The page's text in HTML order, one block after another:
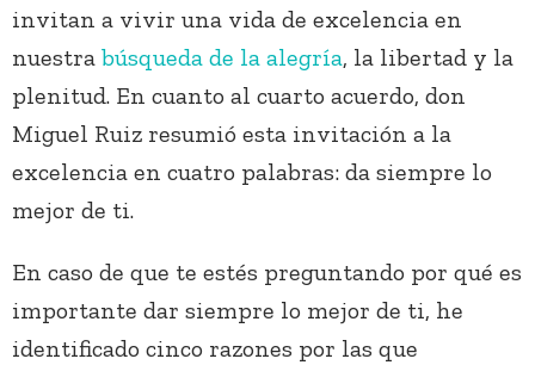
invitan a vivir una vida de excelencia en
nuestra búsqueda de la alegría, la libertad y la
plenitud. En cuanto al cuarto acuerdo, don
Miguel Ruiz resumió esta invitación a la
excelencia en cuatro palabras: da siempre lo
mejor de ti.
En caso de que te estés preguntando por qué es
importante dar siempre lo mejor de ti, he
identificado cinco razones por las que